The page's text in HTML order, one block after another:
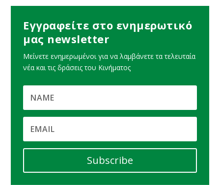
Εγγραφείτε στο ενημερωτικό
μας newsletter
Μείνετε ενημερωμένοι για να λαμβάνετε τα τελευταία
νέα και τις δράσεις του Κινήματος
Subscribe